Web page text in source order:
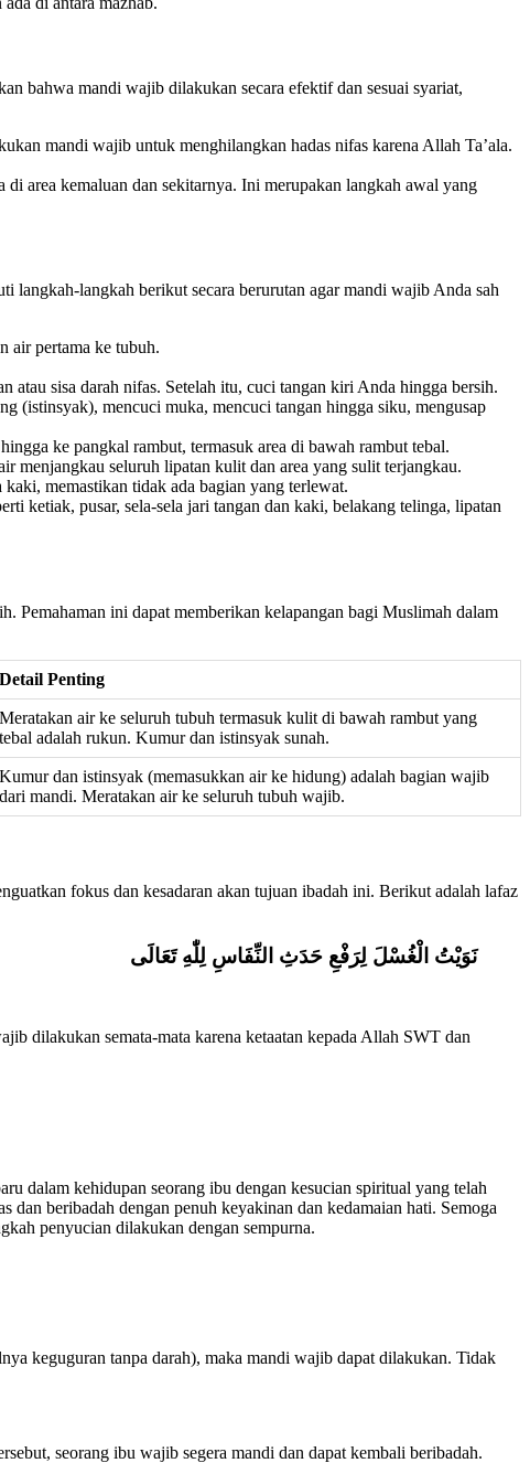
bahwa mandi wajib dilakukan secara efektif dan sesuai syariat,
mandi wajib untuk menghilangkan hadas nifas karena Allah Ta’ala.
di area kemaluan dan sekitarnya. Ini merupakan langkah awal yang
langkah-langkah berikut secara berurutan agar mandi wajib Anda sah
air pertama ke tubuh.
atau sisa darah nifas. Setelah itu, cuci tangan kiri Anda hingga bersih.
(istinsyak), mencuci muka, mencuci tangan hingga siku, mengusap
ke pangkal rambut, termasuk area di bawah rambut tebal.
menjangkau seluruh lipatan kulit dan area yang sulit terjangkau.
memastikan tidak ada bagian yang terlewat.
ketiak, pusar, sela-sela jari tangan dan kaki, belakang telinga, lipatan
Pemahaman ini dapat memberikan kelapangan bagi Muslimah dalam
Detail Penting
Meratakan air ke seluruh tubuh termasuk kulit di bawah rambut yang
tebal adalah rukun. Kumur dan istinsyak sunah.
Kumur dan istinsyak (memasukkan air ke hidung) adalah bagian wajib
dari mandi. Meratakan air ke seluruh tubuh wajib.
fokus dan kesadaran akan tujuan ibadah ini. Berikut adalah lafaz
نَوَيْتُ الْغُسْلَ لِرَفْعِ حَدَثِ النِّفَاسِ لِلّٰهِ تَعَالَى
dilakukan semata-mata karena ketaatan kepada Allah SWT dan
dalam kehidupan seorang ibu dengan kesucian spiritual yang telah
beribadah dengan penuh keyakinan dan kedamaian hati. Semoga
penyucian dilakukan dengan sempurna.
keguguran tanpa darah), maka mandi wajib dapat dilakukan. Tidak
seorang ibu wajib segera mandi dan dapat kembali beribadah.